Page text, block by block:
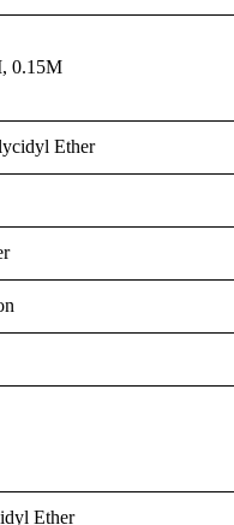
0.15M
Ether
Ether